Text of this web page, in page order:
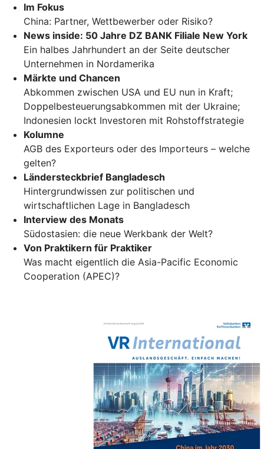
Im Fokus
China: Partner, Wettbewerber oder Risiko?
News inside: 50 Jahre DZ BANK Filiale New York
Ein halbes Jahrhundert an der Seite deutscher
Unternehmen in Nordamerika
Märkte und Chancen
Abkommen zwischen USA und EU nun in Kraft;
Doppelbesteuerungsabkommen mit der Ukraine;
Indonesien lockt Investoren mit Rohstoffstrategie
Kolumne
AGB des Exporteurs oder des Importeurs – welche
gelten?
Ländersteckbrief Bangladesch
Hintergrundwissen zur politischen und
wirtschaftlichen Lage in Bangladesch
Interview des Monats
Südostasien: die neue Werkbank der Welt?
Von Praktikern für Praktiker
Was macht eigentlich die Asia-Pacific Economic
Cooperation (APEC)?